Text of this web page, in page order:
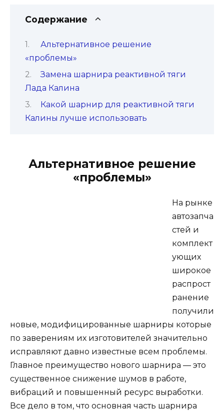
Содержание
Альтернативное решение
«проблемы»
Замена шарнира реактивной тяги
Лада Калина
Какой шарнир для реактивной тяги
Калины лучше использовать
Альтернативное решение
«проблемы»
На рынке
автозапча
стей и
комплект
ующих
широкое
распрост
ранение
получили
новые, модифицированные шарниры которые
по заверениям их изготовителей значительно
исправляют давно известные всем проблемы.
Главное преимущество нового шарнира — это
существенное снижение шумов в работе,
вибраций и повышенный ресурс выработки.
Все дело в том, что основная часть шарнира